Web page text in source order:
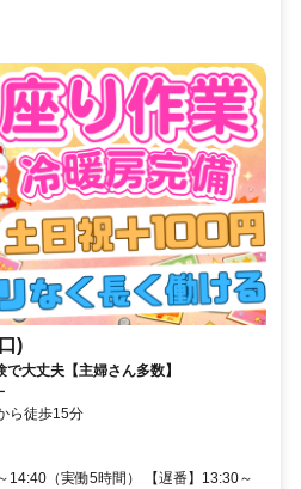
)
大丈夫【主婦さん多数】
ら徒歩15分
14:40（実働5時間） 【遅番】13:30～